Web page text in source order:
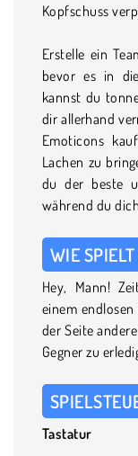
Kopfschuss
Erstelle ein
bevor es in
kannst du
dir allerhand
Emoticons
Lachen zu
du der beste
während du
WIE
Hey, Mann!
einem
der Seite
Gegner zu
Tastatur